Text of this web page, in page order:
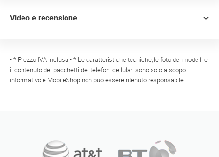
Video e recensione
- * Prezzo IVA inclusa - * Le caratteristiche tecniche, le foto dei modelli e
il contenuto dei pacchetti dei telefoni cellulari sono solo a scopo
informativo e MobileShop non può essere ritenuto responsabile.